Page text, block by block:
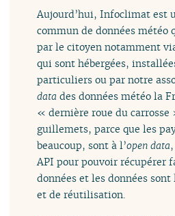
Aujourd’hui, Infoclimat est
commun de données météo
par le citoyen notamment
qui sont hébergées,
particuliers ou par notre
data des données météo la
« dernière roue du carrosse
guillemets, parce que les
beaucoup, sont à l’open data
API pour pouvoir récupérer
données et les données
et de réutilisation.